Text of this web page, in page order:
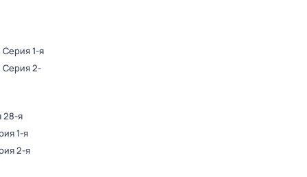
Серия 1-я
Серия 2-
28-я
1-я
2-я